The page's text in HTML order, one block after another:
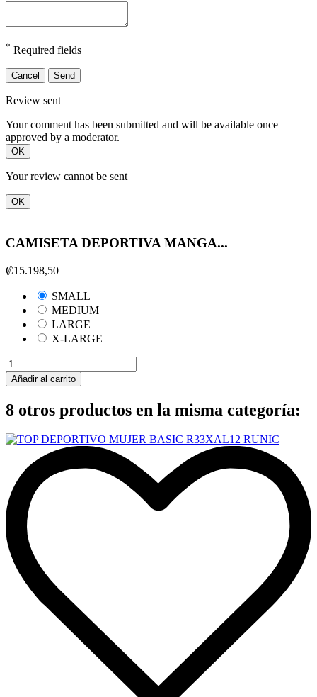
* Required fields
Cancel Send
Review sent
Your comment has been submitted and will be available once
approved by a moderator.
OK
Your review cannot be sent
OK
CAMISETA DEPORTIVA MANGA...
₡15.198,50
SMALL
MEDIUM
LARGE
X-LARGE
Añadir al carrito
8 otros productos en la misma categoría: